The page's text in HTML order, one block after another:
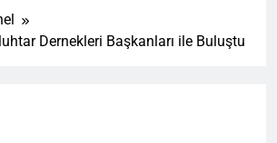
Dernekleri Başkanları ile Buluştu